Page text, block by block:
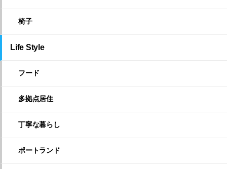
椅子
Life Style
フード
多拠点居住
丁寧な暮らし
ポートランド